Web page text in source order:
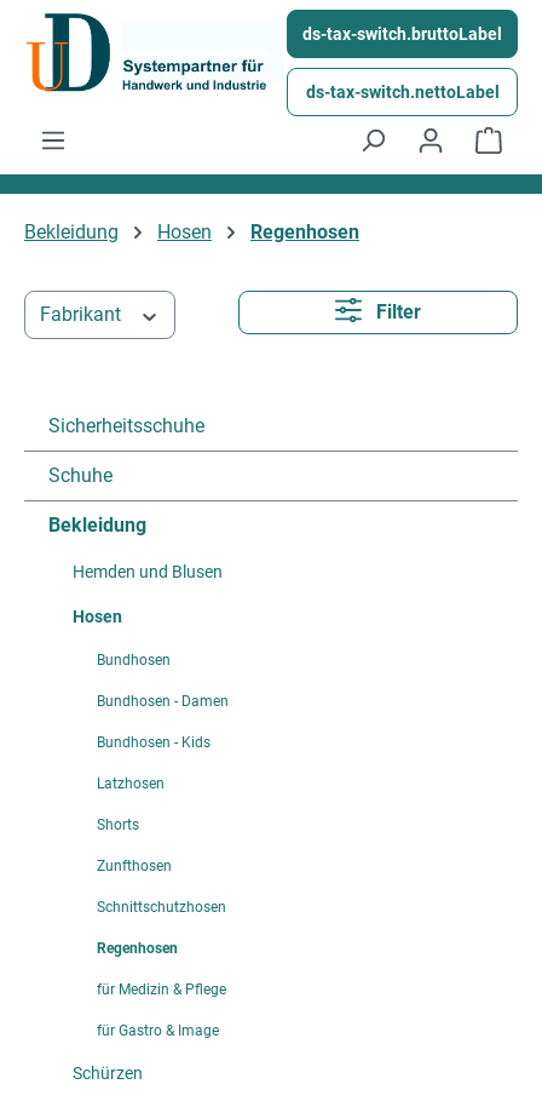
Ga naar de hoofdinhoud ds-tax-switch.bruttoLabel
ds-tax-switch.nettoLabel
Bekleidung Hosen Regenhosen
Fabrikant Filter
Sicherheitsschuhe
Schuhe
Bekleidung
Hemden und Blusen
Hosen
Bundhosen
Bundhosen - Damen
Bundhosen - Kids
Latzhosen
Shorts
Zunfthosen
Schnittschutzhosen
Regenhosen
für Medizin & Pflege
für Gastro & Image
Schürzen